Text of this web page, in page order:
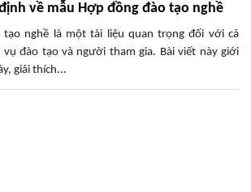
về mẫu Hợp đồng đào tạo nghề
tạo nghề là một tài liệu quan trọng đối với cả
vụ đào tạo và người tham gia. Bài viết này giới
giải thích...